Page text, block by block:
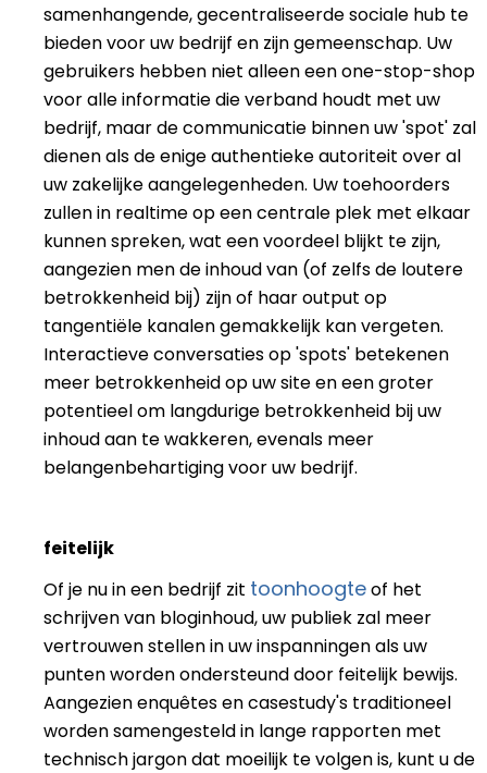
samenhangende, gecentraliseerde sociale hub te
bieden voor uw bedrijf en zijn gemeenschap. Uw
gebruikers hebben niet alleen een one-stop-shop
voor alle informatie die verband houdt met uw
bedrijf, maar de communicatie binnen uw 'spot' zal
dienen als de enige authentieke autoriteit over al
uw zakelijke aangelegenheden. Uw toehoorders
zullen in realtime op een centrale plek met elkaar
kunnen spreken, wat een voordeel blijkt te zijn,
aangezien men de inhoud van (of zelfs de loutere
betrokkenheid bij) zijn of haar output op
tangentiële kanalen gemakkelijk kan vergeten.
Interactieve conversaties op 'spots' betekenen
meer betrokkenheid op uw site en een groter
potentieel om langdurige betrokkenheid bij uw
inhoud aan te wakkeren, evenals meer
belangenbehartiging voor uw bedrijf.
feitelijk
Of je nu in een bedrijf zit toonhoogteof het
schrijven van bloginhoud, uw publiek zal meer
vertrouwen stellen in uw inspanningen als uw
punten worden ondersteund door feitelijk bewijs.
Aangezien enquêtes en casestudy's traditioneel
worden samengesteld in lange rapporten met
technisch jargon dat moeilijk te volgen is, kunt u de